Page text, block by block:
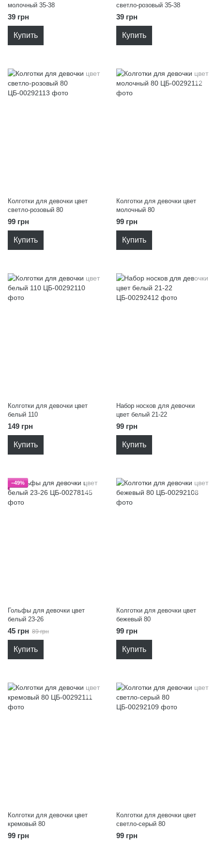
молочный 35-38
39 грн
Купить
светло-розовый 35-38
39 грн
Купить
Колготки для девочки цвет
светло-розовый 80
99 грн
Купить
Колготки для девочки цвет
молочный 80
99 грн
Купить
Колготки для девочки цвет
белый 110
149 грн
Купить
Набор носков для девочки
цвет белый 21-22
99 грн
Купить
−49%
Гольфы для девочки цвет
белый 23-26
45 грн 89 грн
Купить
Колготки для девочки цвет
бежевый 80
99 грн
Купить
Колготки для девочки цвет
кремовый 80
99 грн
Колготки для девочки цвет
светло-серый 80
99 грн